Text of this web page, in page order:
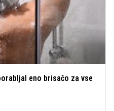
eno brisačo za vse